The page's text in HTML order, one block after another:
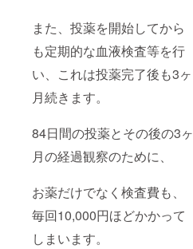
また、投薬を開始してから
も定期的な血液検査等を行
い、これは投薬完了後も3ヶ
月続きます。
84日間の投薬とその後の3ヶ
月の経過観察のために、
お薬だけでなく検査費も、
毎回10,000円ほどかかって
しまいます。